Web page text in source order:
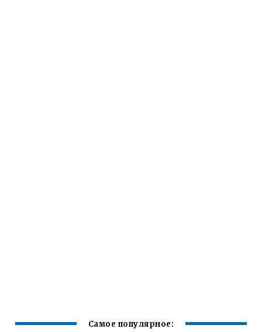
Самое популярное: